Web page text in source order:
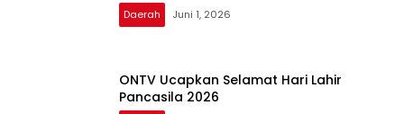
Daerah Juni 1, 2026
ONTV Ucapkan Selamat Hari Lahir
Pancasila 2026